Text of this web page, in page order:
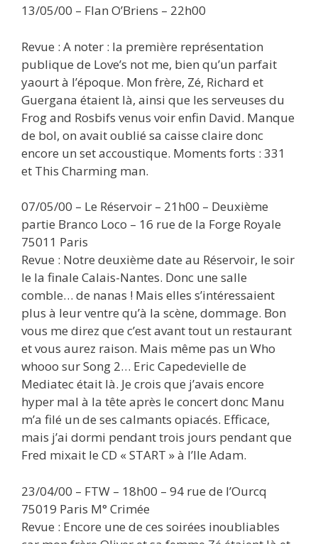
13/05/00 – Flan O’Briens – 22h00
Revue : A noter : la première représentation
publique de Love’s not me, bien qu’un parfait
yaourt à l’époque. Mon frère, Zé, Richard et
Guergana étaient là, ainsi que les serveuses du
Frog and Rosbifs venus voir enfin David. Manque
de bol, on avait oublié sa caisse claire donc
encore un set accoustique. Moments forts : 331
et This Charming man.
07/05/00 – Le Réservoir – 21h00 – Deuxième
partie Branco Loco – 16 rue de la Forge Royale
75011 Paris
Revue : Notre deuxième date au Réservoir, le soir
le la finale Calais-Nantes. Donc une salle
comble… de nanas ! Mais elles s’intéressaient
plus à leur ventre qu’à la scène, dommage. Bon
vous me direz que c’est avant tout un restaurant
et vous aurez raison. Mais même pas un Who
whooo sur Song 2… Eric Capedevielle de
Mediatec était là. Je crois que j’avais encore
hyper mal à la tête après le concert donc Manu
m’a filé un de ses calmants opiacés. Efficace,
mais j’ai dormi pendant trois jours pendant que
Fred mixait le CD « START » à l’Ile Adam.
23/04/00 – FTW – 18h00 – 94 rue de l’Ourcq
75019 Paris M° Crimée
Revue : Encore une de ces soirées inoubliables